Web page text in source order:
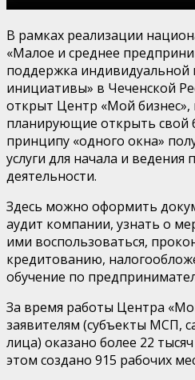
В рамках реализации
«Малое и среднее
поддержка индивидуальной
инициативы» в Чеченской
открыт Центр «Мой
планирующие открыть свой
принципу «одного окна»
услуги для начала и
деятельности.
Здесь можно оформить
аудит компании, узнать о
ими воспользоваться,
кредитованию,
обучение по
За время работы Центра
заявителям (субъекты МСП,
лица) оказано более 22
этом создано 915 рабочих